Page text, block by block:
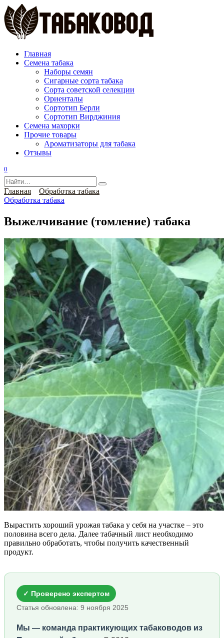
Перейти
к
содержанию
Главная
Семена табака
Наборы семян
Сигарные сорта табака
Сорта советской селекции
Ориенталы
Сортотип Берли
Сортотип Вирджиния
Семена махорки
Прочие товары
Ароматизаторы для табака
Отзывы
0
Search
for:
Главная
Обработка табака
Обработка табака
Выжелчивание (томление) табака
Вырастить хороший урожая табака у себя на участке – это
половина всего дела. Далее табачный лист необходимо
правильно обработать, чтобы получить качественный
продукт.
✓ Проверено экспертом
Статья обновлена: 9 ноября 2025
Мы — команда практикующих табаководов из